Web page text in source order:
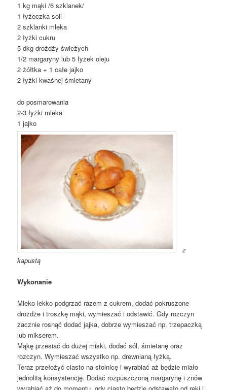
1 kg mąki /6 szklanek/
1 łyżeczka soli
2 szklanki mleka
2 łyżki cukru
5 dkg drożdży świeżych
1/2 margaryny lub 5 łyżek oleju
2 żółtka + 1 całe jajko
2 łyżki kwaśnej śmietany
do posmarowania
2-3 łyżki mleka
1 jajko
z
kapustą
Wykonanie
Mleko lekko podgrzać razem z cukrem, dodać pokruszone
drożdże i troszkę mąki, wymieszać i odstawić. Gdy rozczyn
zacznie rosnąć dodać jajka, dobrze wymieszać np. trzepaczką
lub mikserem.
Mąkę przesiać do dużej miski, dodać sól, śmietanę oraz
rozczyn. Wymieszać wszystko np. drewnianą łyżką.
Teraz przełożyć ciasto na stolnicę i wyrabiać aż będzie miało
jednolitą konsystencję. Dodać rozpuszczoną margarynę i znów